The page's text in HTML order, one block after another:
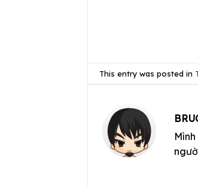
This entry was posted in